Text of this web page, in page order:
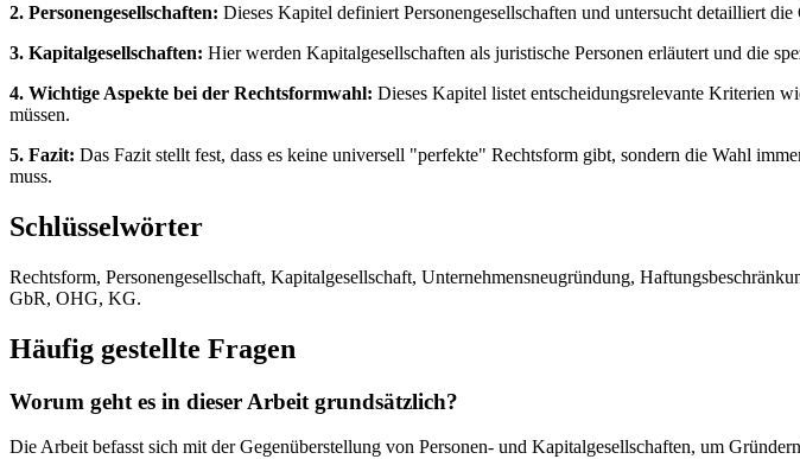
2. Personengesellschaften: Dieses Kapitel definiert Personengesellschaften und untersucht detailliert
3. Kapitalgesellschaften: Hier werden Kapitalgesellschaften als juristische Personen erläutert und die
4. Wichtige Aspekte bei der Rechtsformwahl: Dieses Kapitel listet entscheidungsrelevante Kriterien
müssen.
5. Fazit: Das Fazit stellt fest, dass es keine universell "perfekte" Rechtsform gibt, sondern die Wahl
muss.
Schlüsselwörter
Rechtsform, Personengesellschaft, Kapitalgesellschaft, Unternehmensneugründung,
GbR, OHG, KG.
Häufig gestellte Fragen
Worum geht es in dieser Arbeit grundsätzlich?
Die Arbeit befasst sich mit der Gegenüberstellung von Personen- und Kapitalgesellschaften, um